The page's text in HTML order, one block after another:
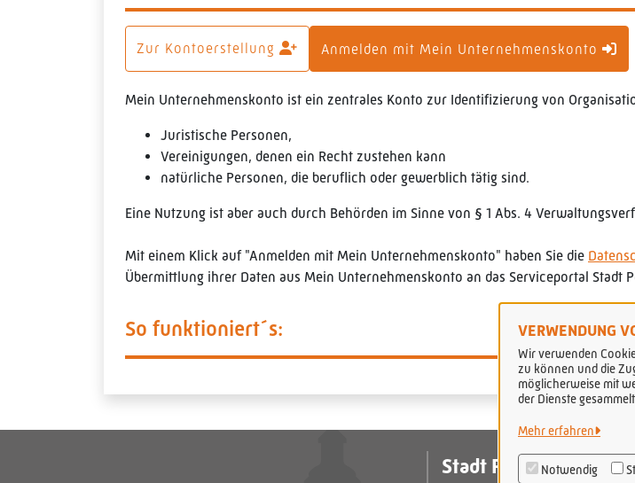
VERWENDUNG
Wir verwenden
zu können und die
möglicherweise mit
der Dienste
Mehr erfahren
Notwendig
Anmelden mit Mein Unternehmenskonto
Zur Kontoerstellung
Mein Unternehmenskonto ist ein zentrales Konto zur Identifizierung von
Juristische Personen,
Vereinigungen, denen ein Recht zustehen kann
natürliche Personen, die beruflich oder gewerblich tätig sind.
Eine Nutzung ist aber auch durch Behörden im Sinne von § 1 Abs. 4
Mit einem Klick auf "Anmelden mit Mein Unternehmenskonto" haben Sie die
Übermittlung ihrer Daten aus Mein Unternehmenskonto an das Serviceportal Stadt
So funktioniert´s:
Stadt Peine